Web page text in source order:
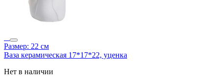
Размер: 22 см
Ваза керамическая 17*17*22, уценка
Нет в наличии